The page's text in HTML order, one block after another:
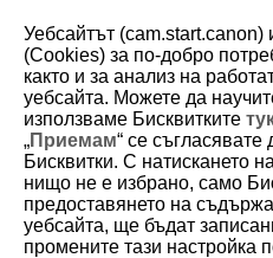
D250-043
Спусък с докосване
Можете да фокусирате и да
докосване на дисплея.
Уебсайтът (cam.start.canon)
(Cookies) за по-добро
както и за анализ на
уебсайта. Можете да
използваме Бисквитките
„Приемам“ се съгласявате
Бисквитки. С натискането
нищо не е избрано, само
предоставянето на
уебсайта, ще бъдат
промените тази настройка